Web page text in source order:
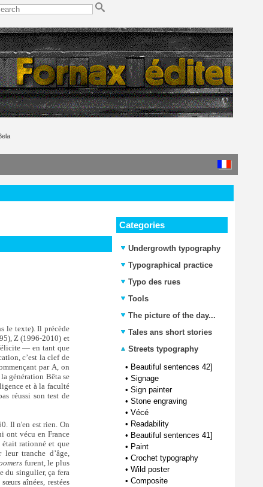
le texte). Il précède
Z (1996-2010) et
— en tant que
c’est la clef de
par A, on
génération Bêta se
et à la faculté
réussi son test de
Il n'en est rien. On
ont vécu en France
était rationné et que
tranche d’âge,
furent, le plus
du singulier, ça fera
aînées, restées
Categories
Undergrowth typography
Typographical practice
Typo des rues
Tools
The picture of the day...
Tales ans short stories
Streets typography
• Beautiful sentences 42]
• Signage
• Sign painter
• Stone engraving
• Vécé
• Readability
• Beautiful sentences 41]
• Paint
• Crochet typography
• Wild poster
• Composite